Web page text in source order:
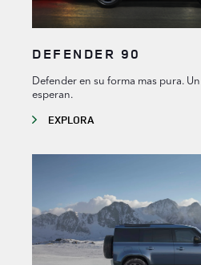
DEFENDER 90
Defender en su forma mas pura.
esperan.
EXPLORA